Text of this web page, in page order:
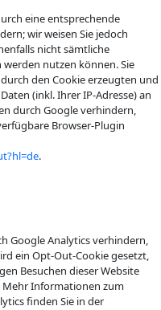
eine entsprechende
wir weisen Sie jedoch
nicht sämtliche
nutzen können. Sie
den Cookie erzeugten und
(inkl. Ihrer IP-Adresse) an
durch Google verhindern,
Browser-Plugin
.
Google Analytics verhindern,
ein Opt-Out-Cookie gesetzt,
Besuchen dieser Website
Mehr Informationen zum
finden Sie in der